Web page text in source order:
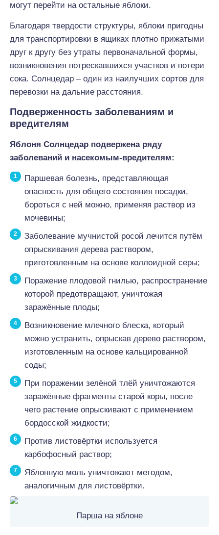
могут перейти на остальные яблоки.
Благодаря твердости структуры, яблоки пригодны
для транспортировки в ящиках плотно прижатыми
друг к другу без утраты первоначальной формы,
возникновения потрескавшихся участков и потери
сока. Солнцедар – один из наилучших сортов для
перевозки на дальние расстояния.
Подверженность заболеваниям и
вредителям
Яблоня Солнцедар подвержена ряду
заболеваний и насекомым-вредителям:
Паршевая болезнь, представляющая
опасность для общего состояния посадки,
бороться с ней можно, применяя раствор из
мочевины;
Заболевание мучнистой росой лечится путём
опрыскивания дерева раствором,
приготовленным на основе коллоидной серы;
Поражение плодовой гнилью, распространение
которой предотвращают, уничтожая
заражённые плоды;
Возникновение млечного блеска, который
можно устранить, опрыскав дерево раствором,
изготовленным на основе кальцированной
соды;
При поражении зелёной тлёй уничтожаются
заражённые фрагменты старой коры, после
чего растение опрыскивают с применением
бордосской жидкости;
Против листовёртки используется
карбофосный раствор;
Яблонную моль уничтожают методом,
аналогичным для листовёртки.
Парша на яблоне